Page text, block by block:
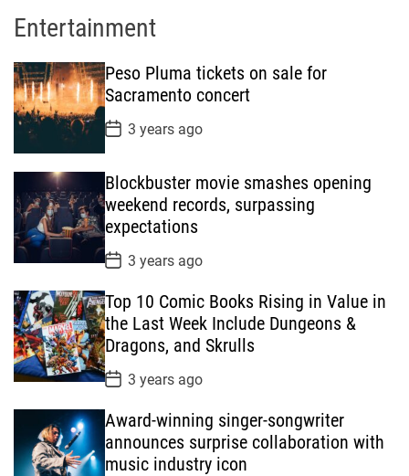
Entertainment
Peso Pluma tickets on sale for
Sacramento concert
P
o
s
t
D
a
t
e
3 years ago
Blockbuster movie smashes opening
weekend records, surpassing
expectations
P
o
s
t
D
a
t
e
3 years ago
Top 10 Comic Books Rising in Value in
the Last Week Include Dungeons &
Dragons, and Skrulls
P
o
s
t
D
a
t
3 years ago
Award-winning singer-songwriter
announces surprise collaboration with
music industry icon